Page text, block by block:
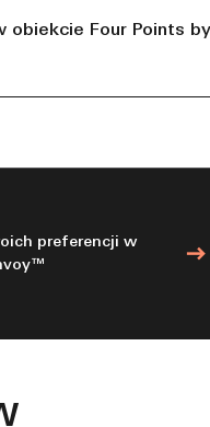
Four Points
preferencji w